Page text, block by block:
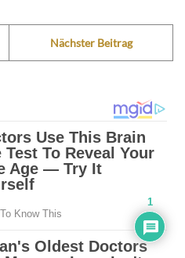
Nächster Beitrag
1